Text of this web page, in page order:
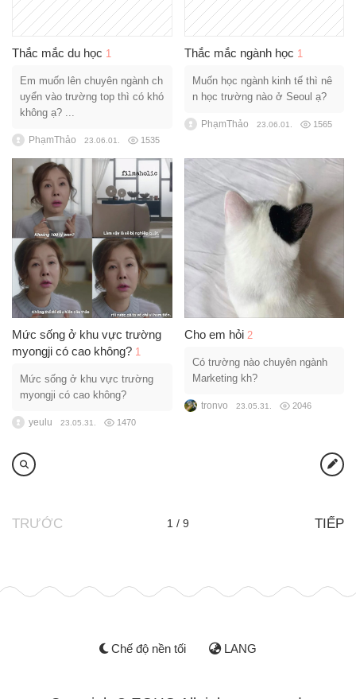
Thắc mắc du học 1
Em muốn lên chuyên ngành ch
uyển vào trường top thì có khó
không ạ? ...
PhạmThảo 23.06.01. 1535
Thắc mắc ngành học 1
Muốn học ngành kinh tế thì nê
n học trường nào ở Seoul ạ?
PhạmThảo 23.06.01. 1565
Mức sống ở khu vực trường
myongji có cao không? 1
Mức sống ở khu vực trường
myongji có cao không?
yeulu 23.05.31. 1470
Cho em hỏi 2
Có trường nào chuyên ngành
Marketing kh?
tronvo 23.05.31. 2046
TRƯỚC 1 / 9 TIẾP
Chế độ nền tối LANG